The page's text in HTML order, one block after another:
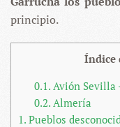
principio.
Índice
0.1.Avión Sevilla
0.2.Almería
1. Pueblos